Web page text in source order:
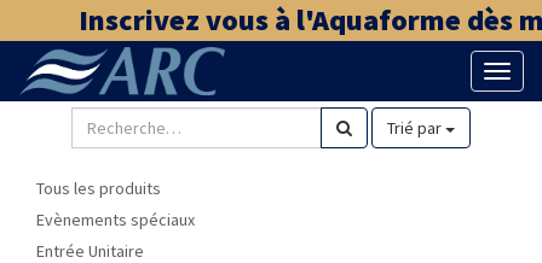
Inscrivez vous à l'Aquaforme dès
la
Trié par
Tous les produits
Evènements spéciaux
Entrée Unitaire